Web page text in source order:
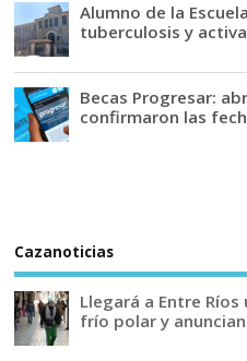
Alumno de la
tuberculosis y
Becas Progresar:
confirmaron las
Cazanoticias
Llegará a Entre
frío polar y